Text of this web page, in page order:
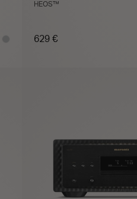
HEOS™
629 €